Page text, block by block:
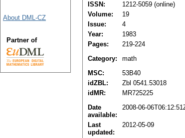
ISSN:
1212-5059 (online)
Volume:
19
Issue:
4
Year:
1983
Pages:
219-224
Category:
math
MSC:
53B40
idZBL:
Zbl 0541.53018
idMR:
MR725225
Date
available:
2008-06-
Last
updated:
2012-05-09
About DML-CZ
Partner of